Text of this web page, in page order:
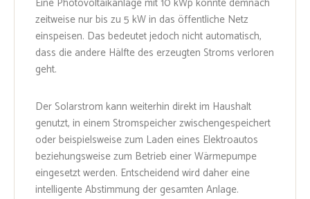
zeitweise nur bis zu 5 kW in das öffentliche Netz
einspeisen. Das bedeutet jedoch nicht automatisch,
dass die andere Hälfte des erzeugten Stroms verloren
geht.
Der Solarstrom kann weiterhin direkt im Haushalt
genutzt, in einem Stromspeicher zwischengespeichert
oder beispielsweise zum Laden eines Elektroautos
beziehungsweise zum Betrieb einer Wärmepumpe
eingesetzt werden. Entscheidend wird daher eine
intelligente Abstimmung der gesamten Anlage.